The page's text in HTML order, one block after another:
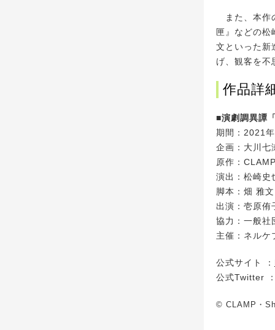
また、本作
匣』などの
文といった新
げ、観客を不
作品詳
■演劇調異譚
期間：2021
企画：大川七
原作：
演出：松崎史
脚本：畑 雅文
出演：壱原
協力：一般社
主催：ネルケ
公式サイト ：
公式Twitter
© CLAMP・